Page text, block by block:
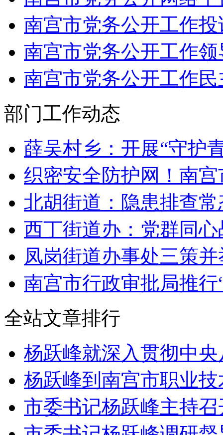
南宫市党务公开工作
南宫市党务公开工作
南宫市党务公开工作
部门工作动态
薛吴村乡：开展“守护
织密安全防护网！南
北胡街道：隐患排查
西丁街道办：党群同
凤岗街道办事处三策
南宫市行政审批局推
全站文章排行
杨跃峰就深入贯彻中
杨跃峰到南宫市职业
市委书记杨跃峰主持